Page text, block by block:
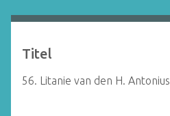
Titel
56. Litanie van den H.